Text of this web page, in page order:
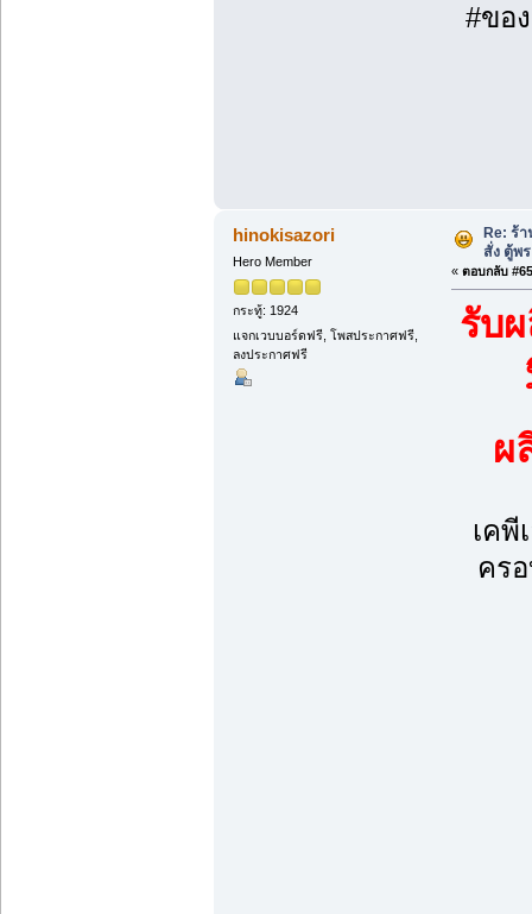
#ขอ
hinokisazori
Hero Member
กระทู้: 1924
แจกเวบบอร์ดฟรี, โพสประกาศฟรี,
ลงประกาศฟรี
Re: ร้
สั่ง ตู้พ
« ตอบกลับ
รับ
ผ
เค
คร